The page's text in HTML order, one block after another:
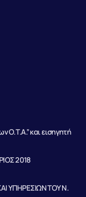
Ο.Τ.Α.” και εισηγητή
2018
ΥΠΗΡΕΣΙΩΝ ΤΟΥ Ν.